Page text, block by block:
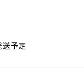
予定